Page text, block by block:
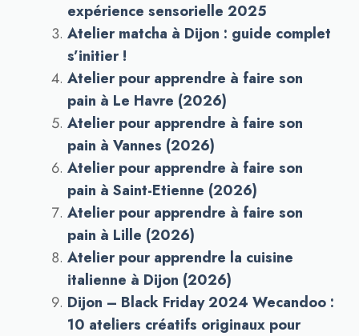
expérience sensorielle 2025
Atelier matcha à Dijon : guide complet
s’initier !
Atelier pour apprendre à faire son
pain à Le Havre (2026)
Atelier pour apprendre à faire son
pain à Vannes (2026)
Atelier pour apprendre à faire son
pain à Saint-Etienne (2026)
Atelier pour apprendre à faire son
pain à Lille (2026)
Atelier pour apprendre la cuisine
italienne à Dijon (2026)
Dijon – Black Friday 2024 Wecandoo :
10 ateliers créatifs originaux pour